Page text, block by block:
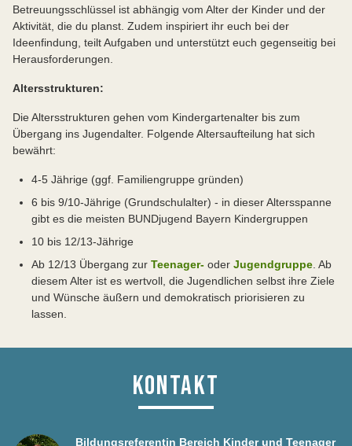
Betreuungsschlüssel ist abhängig vom Alter der Kinder und der
Aktivität, die du planst. Zudem inspiriert ihr euch bei der
Ideenfindung, teilt Aufgaben und unterstützt euch gegenseitig bei
Herausforderungen.
Altersstrukturen:
Die Altersstrukturen gehen vom Kindergartenalter bis zum
Übergang ins Jugendalter. Folgende Altersaufteilung hat sich
bewährt:
4-5 Jährige (ggf. Familiengruppe gründen)
6 bis 9/10-Jährige (Grundschulalter) - in dieser Altersspanne
gibt es die meisten BUNDjugend Bayern Kindergruppen
10 bis 12/13-Jährige
Ab 12/13 Übergang zur Teenager- oder Jugendgruppe . Ab
diesem Alter ist es wertvoll, die Jugendlichen selbst ihre Ziele
und Wünsche äußern und demokratisch priorisieren zu
lassen.
KONTAKT
Bildungsreferentin Bereich Kinder und Teenager